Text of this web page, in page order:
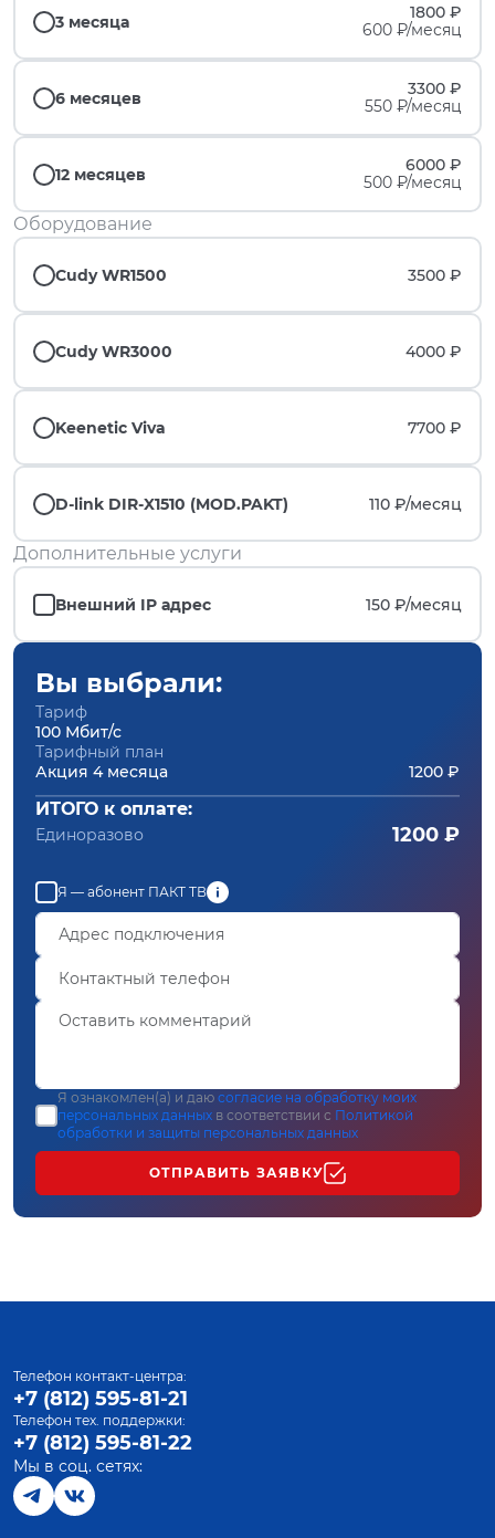
3 месяца
1800 ₽
600 ₽/месяц
6 месяцев
3300 ₽
550 ₽/месяц
12 месяцев
6000 ₽
500 ₽/месяц
Оборудование
Cudy WR1500 3500 ₽
Cudy WR3000 4000 ₽
Keenetic Viva 7700 ₽
D-link DIR-X1510 (MOD.PAKT) 110 ₽/месяц
Дополнительные услуги
Внешний IP адрес 150 ₽/месяц
Вы выбрали:
Тариф
100 Мбит/с
Тарифный план
Акция 4 месяца
1200 ₽
ИТОГО к оплате:
Единоразово 1200 ₽
Я — абонент ПАКТ ТВ
Я ознакомлен(а) и даю согласие на обработку моих
персональных данных в соответствии с Политикой
обработки и защиты персональных данных
ОТПРАВИТЬ ЗАЯВКУ
Телефон контакт-центра:
+7 (812) 595-81-21
Телефон тех. поддержки:
+7 (812) 595-81-22
Мы в соц. сетях: